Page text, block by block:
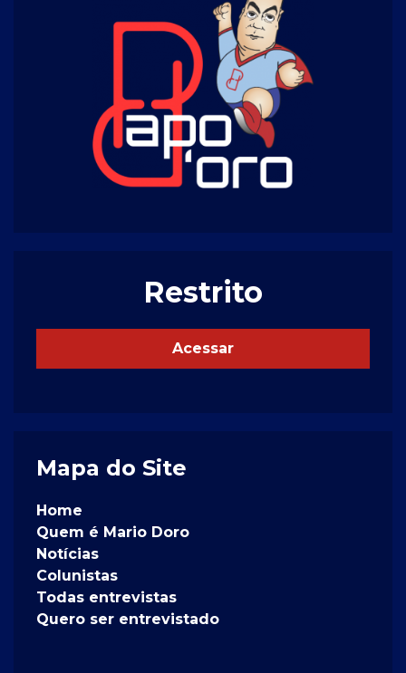
Restrito
Acessar
Mapa do Site
Home
Quem é Mario Doro
Notícias
Colunistas
Todas entrevistas
Quero ser entrevistado